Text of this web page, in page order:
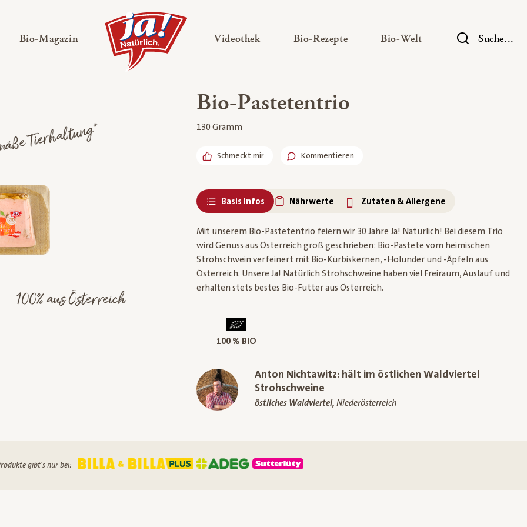
ausklappen
Bio-Magazin — Untermenü ausklappen Videothek— Untermenü ausklappen
Bio-Rezepte— Untermenü ausklappen
Bio-Welt — UntermenüSuche...
Tierhaltung*
100% aus Österreich
Bio-Pastetentrio
130 Gramm
Schmeckt mir Kommentieren
Basis Infos Nährwerte Zutaten & Allergene
Mit unserem Bio-Pastetentrio feiern wir 30 Jahre Ja! Natürlich! Bei diesem Trio
wird Genuss aus Österreich groß geschrieben: Bio-Pastete vom heimischen
Strohschwein verfeinert mit Bio-Kürbiskernen, -Holunder und -Äpfeln aus
Österreich. Unsere Ja! Natürlich Strohschweine haben viel Freiraum, Auslauf und
erhalten stets bestes Bio-Futter aus Österreich.
100 % BIO
Anton Nichtawitz: hält im östlichen Waldviertel
Strohschweine
östliches Waldviertel, Niederösterreich
gibt's nur bei: